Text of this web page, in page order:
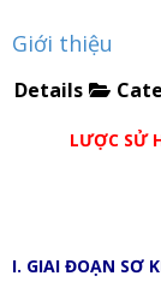
Giới thiệu
Details
LƯỢC SỬ
I. GIAI ĐOẠN SƠ